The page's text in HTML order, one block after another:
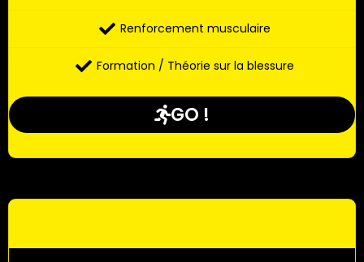
Renforcement musculaire
Formation / Théorie sur la blessure
GO !